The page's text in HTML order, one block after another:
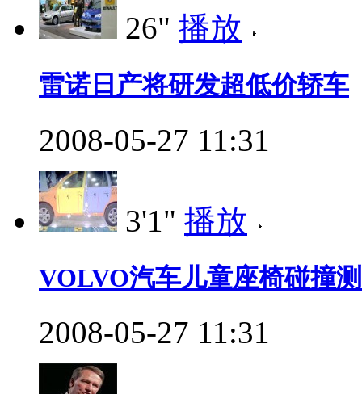
26" 播放
雷诺日产将研发超低价轿车
2008-05-27 11:31
3'1" 播放
VOLVO汽车儿童座椅碰撞
2008-05-27 11:31